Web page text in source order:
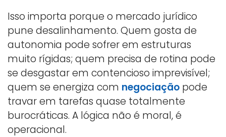
Isso importa porque o mercado jurídico
pune desalinhamento. Quem gosta de
autonomia pode sofrer em estruturas
muito rígidas; quem precisa de rotina pode
se desgastar em contencioso imprevisível;
quem se energiza com negociação pode
travar em tarefas quase totalmente
burocráticas. A lógica não é moral, é
operacional.